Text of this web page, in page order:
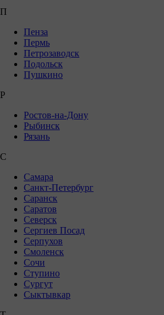
П
Пенза
Пермь
Петрозаводск
Подольск
Пушкино
Р
Ростов-на-Дону
Рыбинск
Рязань
С
Самара
Санкт-Петербург
Саранск
Саратов
Северск
Сергиев Посад
Серпухов
Смоленск
Сочи
Ступино
Сургут
Сыктывкар